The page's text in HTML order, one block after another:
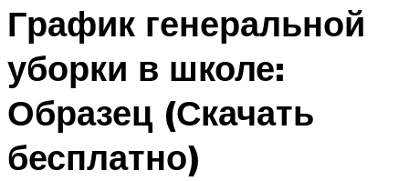
График генеральной
уборки в школе:
Образец (Скачать
бесплатно)